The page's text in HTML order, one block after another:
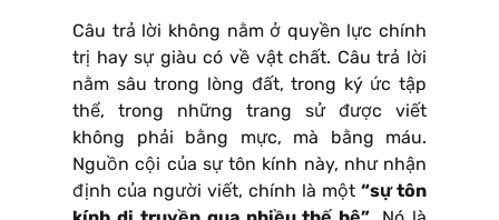
Câu trả lời không nằm ở quyền lực chính
trị hay sự giàu có về vật chất. Câu trả lời
nằm sâu trong lòng đất, trong ký ức tập
thể, trong những trang sử được viết
không phải bằng mực, mà bằng máu.
Nguồn cội của sự tôn kính này, như nhận
định của người viết, chính là một “sự tôn